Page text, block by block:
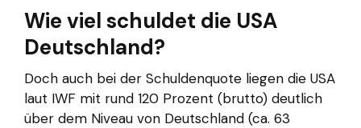
Wie viel schuldet die USA
Deutschland?
Doch auch bei der Schuldenquote liegen die USA
laut IWF mit rund 120 Prozent (brutto) deutlich
über dem Niveau von Deutschland (ca. 63